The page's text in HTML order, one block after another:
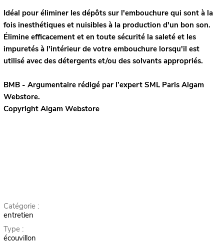
Idéal pour éliminer les dépôts sur l'embouchure qui sont à la
fois inesthétiques et nuisibles à la production d'un bon son.
Élimine efficacement et en toute sécurité la saleté et les
impuretés à l'intérieur de votre embouchure lorsqu'il est
utilisé avec des détergents et/ou des solvants appropriés.
BMB - Argumentaire rédigé par l’expert SML ParisAlgam
Webstore.
Copyright Algam Webstore
Catégorie :
entretien
Type :
écouvillon